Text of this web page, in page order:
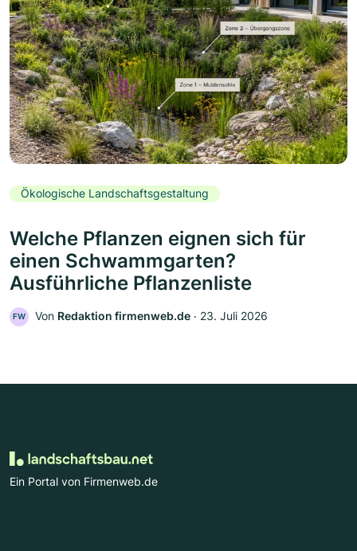
Ökologische Landschaftsgestaltung
Welche Pflanzen eignen sich für
einen Schwammgarten?
Ausführliche Pflanzenliste
FW Von Redaktion firmenweb.de ‧ 23. Juli 2026
Ein Portal von Firmenweb.de